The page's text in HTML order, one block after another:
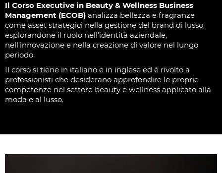
Il Corso Executive in Beauty & Wellness Business
Management (ECOB) analizza bellezza e fragranze
come asset strategici nella gestione del brand di lusso,
esplorandone il ruolo nell'identità aziendale,
nell'innovazione e nella creazione di valore nel lungo
periodo.
Il corso si tiene in italiano e in inglese ed è rivolto a
professionisti che desiderano approfondire le proprie
competenze nel settore beauty e wellness applicato alla
moda e al lusso.